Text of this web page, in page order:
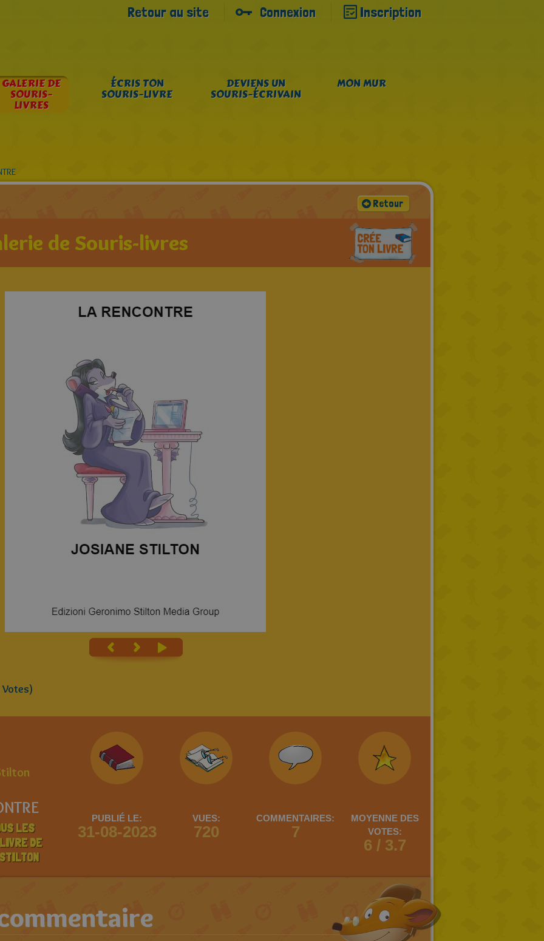
Retour au site Connexion Inscription
GALERIE DE
SOURIS-
LIVRES
ÉCRIS TON
SOURIS-LIVRE
DEVIENS UN
SOURIS-ÉCRIVAIN
MON MUR
de Souris-livres
Retour
Votes)
LES
DE
PUBLIÉ LE:
31-08-2023
VUES:
720
COMMENTAIRES:
7
MOYENNE DES
VOTES:
6 / 3.7